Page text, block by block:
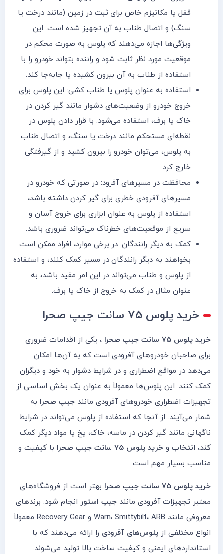
قفل یا مکانیزم خاص برای ثبت در زمین (مانند درخت یا
سنگ) و اتصال طناب به آن تجهیز شده است. این
ویژگی‌ها اجازه می‌دهند که پلوس به صورت محکم در
موقعیت مورد نظر ثابت شود و راننده بتواند خودرو را با
استفاده از طناب به آن بیرون کشیده یا جابه‌جا کند.
استفاده به عنوان پلوس یا طناب کشی: این پلوس برای
خروج خودرو از وضعیت‌های دشوار مانند گیر کردن در
خاک یا برف، استفاده می‌شود. با قرار دادن پلوس در
نقطه‌ای مستحکم مانند درخت یا سنگ، و اتصال طناب
به پلوس، می‌توان خودرو را بیرون کشید و از گیرفتگی
خارج کرد.
محافظت در مسیرهای آفرود: در صورتی که خودرو در
مسیرهای آفرودی خطری برای گیر کردن داشته باشد،
استفاده از پلوس به عنوان ابزاری برای خروج آسان و
سریع از موقعیت‌های خطرناک می‌تواند ضروری باشد.
کمک به دیگر رانندگان: در برخی موارد، افراد ممکن است
بخواهند به دیگر رانندگان در مسیر کمک کنند، و استفاده
از پلوس و طناب می‌تواند در این امر مفید باشد، به
عنوان مثال در کمک به خروج از خاک یا برف.
خرید پلوس 75 سانت جیپ صحرا
خرید پلوس 75 سانت جیپ صحرا
، یکی از اقدامات ضروری
برای صاحبان خودروهای آفرودی است که به آن‌ها امکان
می‌دهد در مواقع اضطراری و در شرایط دشوار به خود و دیگران
کمک کنند. این پلوس‌ها معمولاً به عنوان یک بخش اساسی از
تجهیزات اضطراری خودروهای آفرودی مانند جیپ صحرا به
شمار می‌آیند. از آنجا که استفاده از پلوس می‌تواند در شرایط
ناگهانی مانند گیر کردن در ماسه، خاک، یخ یا مواد دیگر کمک
کند، انتخاب و خرید پلوس 75 سانت جیپ صحرا
با کیفیت و
مناسب بسیار مهم است.
خرید پلوس 75 سانت جیپ صحرا
بهتر است از فروشگاه‌های
معتبر تجهیزات آفرودی مانند جیپ استور انجام شود. برندهای
معروفی مانند Warn، Smittybilt، ARB و Recovery Gear معمولاً
انواع مختلفی از پلوس‌های آفرودی را ارائه می‌دهند که با
استانداردهای ایمنی و کیفیت ساخت بالا تولید می‌شوند.